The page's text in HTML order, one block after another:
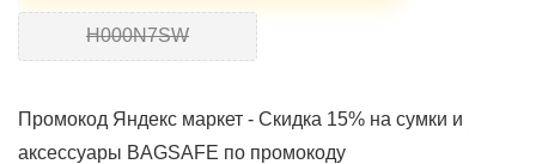
H000N7SW
Промокод Яндекс маркет - Скидка 15% на сумки и
аксессуары BAGSAFE по промокоду